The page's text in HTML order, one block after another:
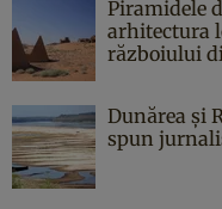
Piramidele
arhitectura
războiului
Dunărea și
spun